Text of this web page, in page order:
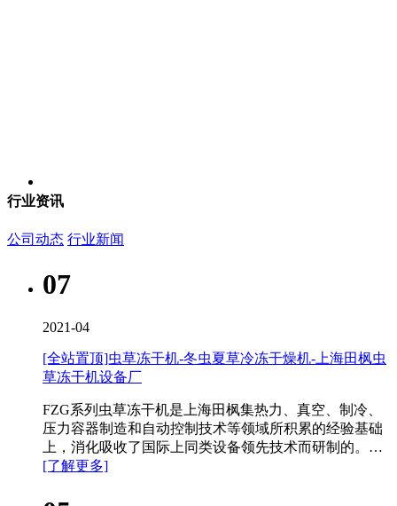
行业资讯
公司动态 行业新闻
07
2021-04
[全站置顶]虫草冻干机-冬虫夏草冷冻干燥机-上海田枫虫
草冻干机设备厂
FZG系列虫草冻干机是上海田枫集热力、真空、制冷、
压力容器制造和自动控制技术等领域所积累的经验基础
上，消化吸收了国际上同类设备领先技术而研制的。…
[了解更多]